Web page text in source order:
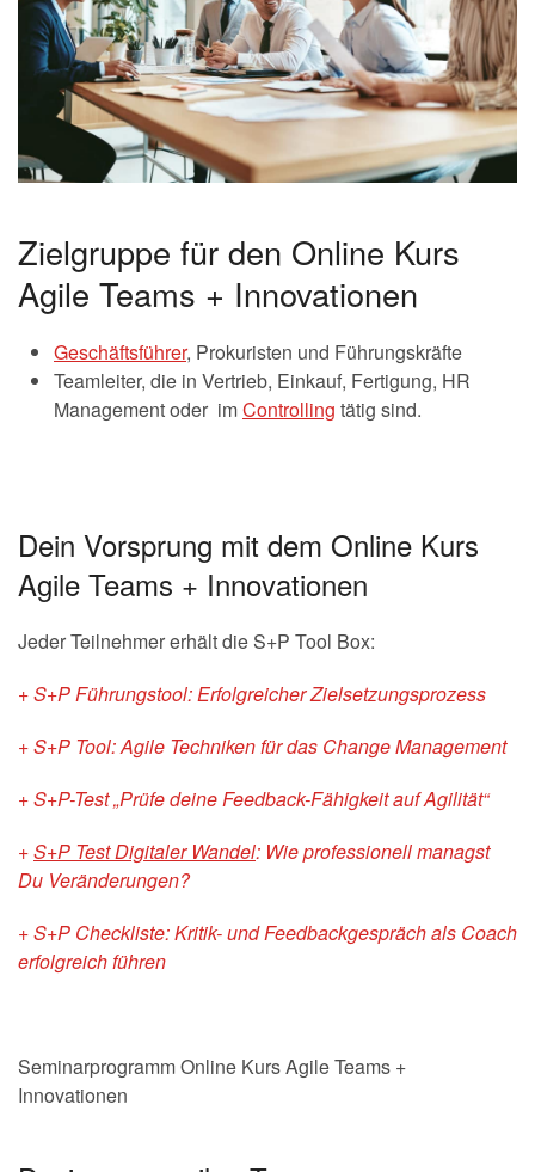
Zielgruppe für den Online Kurs
Agile Teams + Innovationen
Geschäftsführer, Prokuristen und Führungskräfte
Teamleiter, die in Vertrieb, Einkauf, Fertigung, HR
Management oder imControlling tätig sind.
Dein Vorsprung mit dem Online Kurs
Agile Teams + Innovationen
Jeder Teilnehmer erhält die S+P Tool Box:
+ S+P Führungstool: Erfolgreicher Zielsetzungsprozess
+ S+P Tool: Agile Techniken für das Change Management
+ S+P-Test „Prüfe deine Feedback-Fähigkeit auf Agilität“
+S+P Test Digitaler Wandel: Wie professionell managst
Du Veränderungen?
+ S+P Checkliste: Kritik- und Feedbackgespräch als Coach
erfolgreich führen
Seminarprogramm Online Kurs Agile Teams +
Innovationen